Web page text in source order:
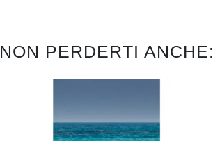
NON PERDERTI ANCHE: